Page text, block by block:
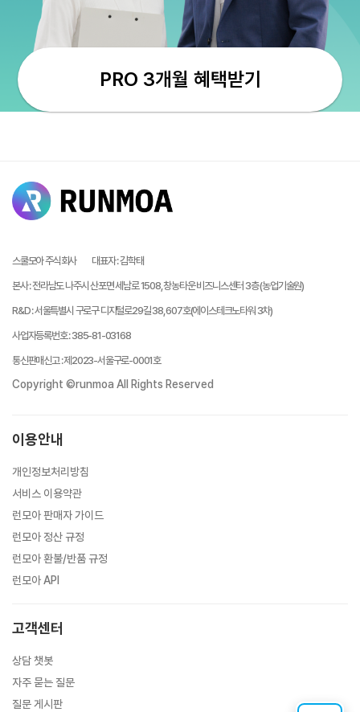
PRO 3개월 혜택받기
스쿨모아 주식회사 대표자:김학태
본사:전라남도 나주시 산포면 세남로 1508, 창농타운 비즈니스센터 3층 (농업기술원)
R&D:서울특별시 구로구 디지털로29길 38, 607호(에이스테크노타워 3차)
사업자등록번호:385-81-03168
통신판매신고:제2023-서울구로-0001호
Copyright ©runmoa All Rights Reserved
이용안내
개인정보처리방침
서비스 이용약관
런모아 판매자 가이드
런모아 정산 규정
런모아 환불/반품 규정
런모아 API
고객센터
상담 챗봇
자주 묻는 질문
질문 게시판